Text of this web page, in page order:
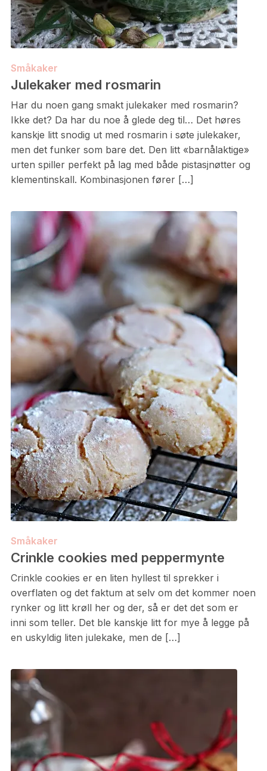
Småkaker
Julekaker med rosmarin
Har du noen gang smakt julekaker med rosmarin?
Ikke det? Da har du noe å glede deg til… Det høres
kanskje litt snodig ut med rosmarin i søte julekaker,
men det funker som bare det. Den litt «barnålaktige»
urten spiller perfekt på lag med både pistasjnøtter og
klementinskall. Kombinasjonen fører […]
Småkaker
Crinkle cookies med peppermynte
Crinkle cookies er en liten hyllest til sprekker i
overflaten og det faktum at selv om det kommer noen
rynker og litt krøll her og der, så er det det som er
inni som teller. Det ble kanskje litt for mye å legge på
en uskyldig liten julekake, men de […]